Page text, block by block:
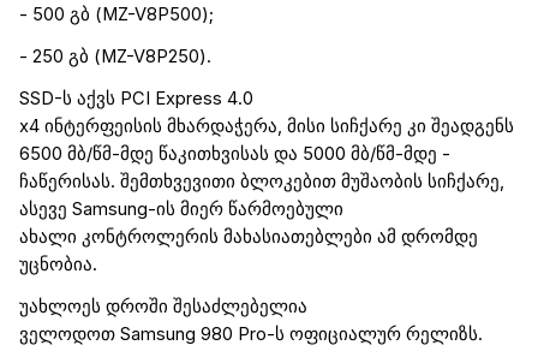
- 500 გბ (MZ-V8P500);
- 250 გბ (MZ-V8P250).
SSD-ს აქვს PCI Express 4.0
x4 ინტერფეისის მხარდაჭერა, მისი სიჩქარე კი შეადგენს
6500 მბ/წმ-მდე წაკითხვისას და 5000 მბ/წმ-მდე -
ჩაწერისას. შემთხვევითი ბლოკებით მუშაობის სიჩქარე,
ასევე Samsung-ის მიერ წარმოებული
ახალი კონტროლერის მახასიათებლები ამ დრომდე
უცნობია.
უახლოეს დროში შესაძლებელია
ველოდოთ Samsung 980 Pro-ს ოფიციალურ რელიზს.